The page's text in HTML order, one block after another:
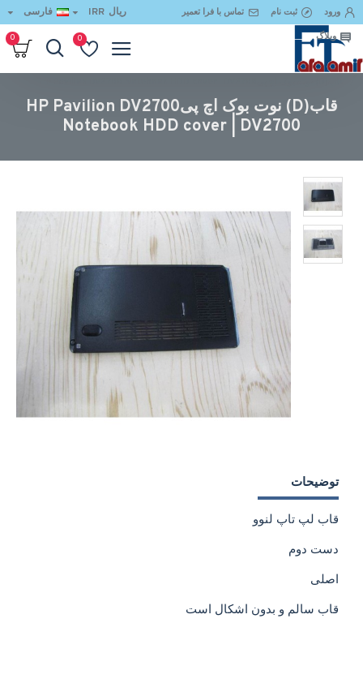
ورود ثبت نام تماس با فرا تعمیر
وبلاگ
ریال IRR فارسی
0
0
قاب(D) نوت بوک اچ پیHP Pavilion DV2700
Notebook HDD cover | DV2700
توضیحات
قاب لپ تاپ لنوو
دست دوم
اصلی
قاب سالم و بدون اشکال است